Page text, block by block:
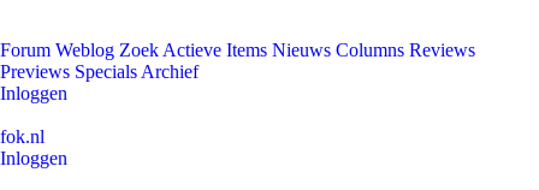
Forum Weblog Zoek Actieve Items Nieuws Columns Reviews
Previews Specials Archief
Inloggen
fok.nl
Inloggen